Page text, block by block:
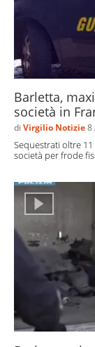
Barletta,
società in
di Virgilio Notizie8
Sequestrati oltre
società per frode